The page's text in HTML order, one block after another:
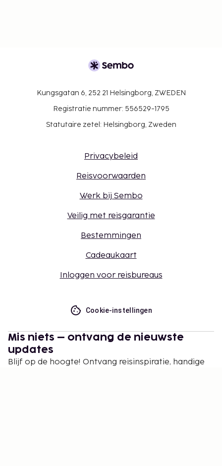
Kungsgatan 6, 252 21 Helsingborg, ZWEDEN
Registratie nummer: 556529-1795
Statutaire zetel: Helsingborg, Zweden
Privacybeleid
Reisvoorwaarden
Werk bij Sembo
Veilig met reisgarantie
Bestemmingen
Cadeaukaart
Inloggen voor reisbureaus
Cookie-instellingen
Mis niets – ontvang de nieuwste
updates
Blijf op de hoogte! Ontvang reisinspiratie, handige